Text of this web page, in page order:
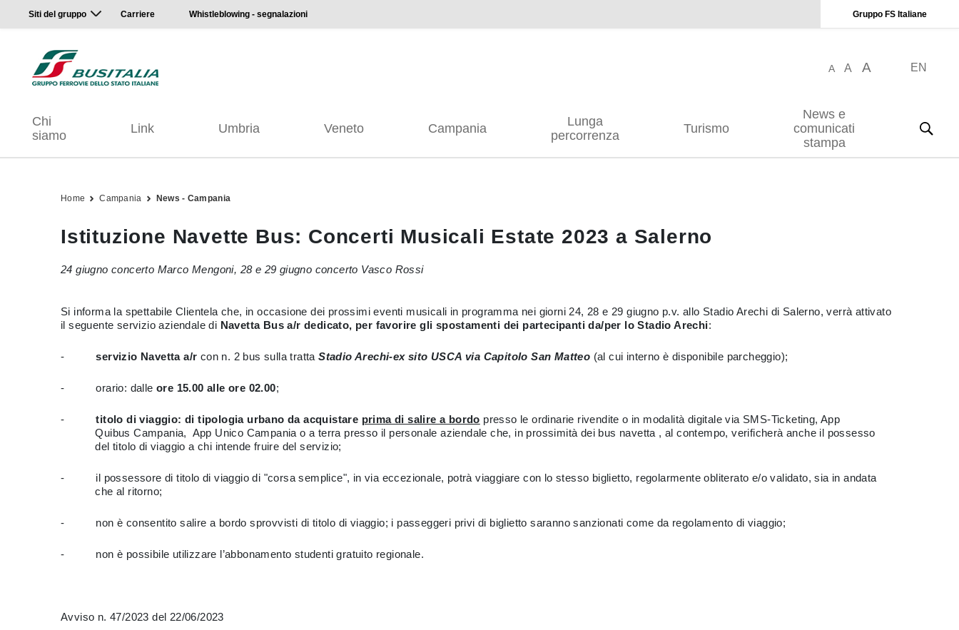
Siti del gruppo Carriere Whistleblowing - segnalazioni Gruppo FS Italiane
A A A EN
Chi
siamo
Link Umbria Veneto Campania
Lunga
percorrenza
Turismo
News e
comunicati
stampa
Home Campania News - Campania
Istituzione Navette Bus: Concerti Musicali Estate 2023 a Salerno
24 giugno concerto Marco Mengoni, 28 e 29 giugno concerto Vasco Rossi
Si informa la spettabile Clientela che, in occasione dei prossimi eventi musicali in programma nei giorni 24, 28 e 29 giugno p.v. allo Stadio Arechi di Salerno, verrà attivato
il seguente servizio aziendale di Navetta Bus a/r dedicato, per favorire gli spostamenti dei partecipanti da/per lo Stadio Arechi:
-servizio Navetta a/r con n. 2 bus sulla trattaStadio Arechi-ex sito USCA via Capitolo San Matteo (al cui interno è disponibile parcheggio);
- orario: dalle ore 15.00 alle ore 02.00;
-titolo di viaggio: di tipologia urbano da acquistare prima di salire a bordo presso le ordinarie rivendite o in modalità digitale via SMS-Ticketing, App
Quibus Campania, App Unico Campania o a terra presso il personale aziendale che, in prossimità dei bus navetta , al contempo, verificherà anche il possesso
del titolo di viaggio a chi intende fruire del servizio;
- il possessore di titolo di viaggio di "corsa semplice", in via eccezionale, potrà viaggiare con lo stesso biglietto, regolarmente obliterato e/o validato, sia in andata
che al ritorno;
- non è consentito salire a bordo sprovvisti di titolo di viaggio; i passeggeri privi di biglietto saranno sanzionati come da regolamento di viaggio;
- non è possibile utilizzare l’abbonamento studenti gratuito regionale.
Avviso n. 47/2023 del 22/06/2023